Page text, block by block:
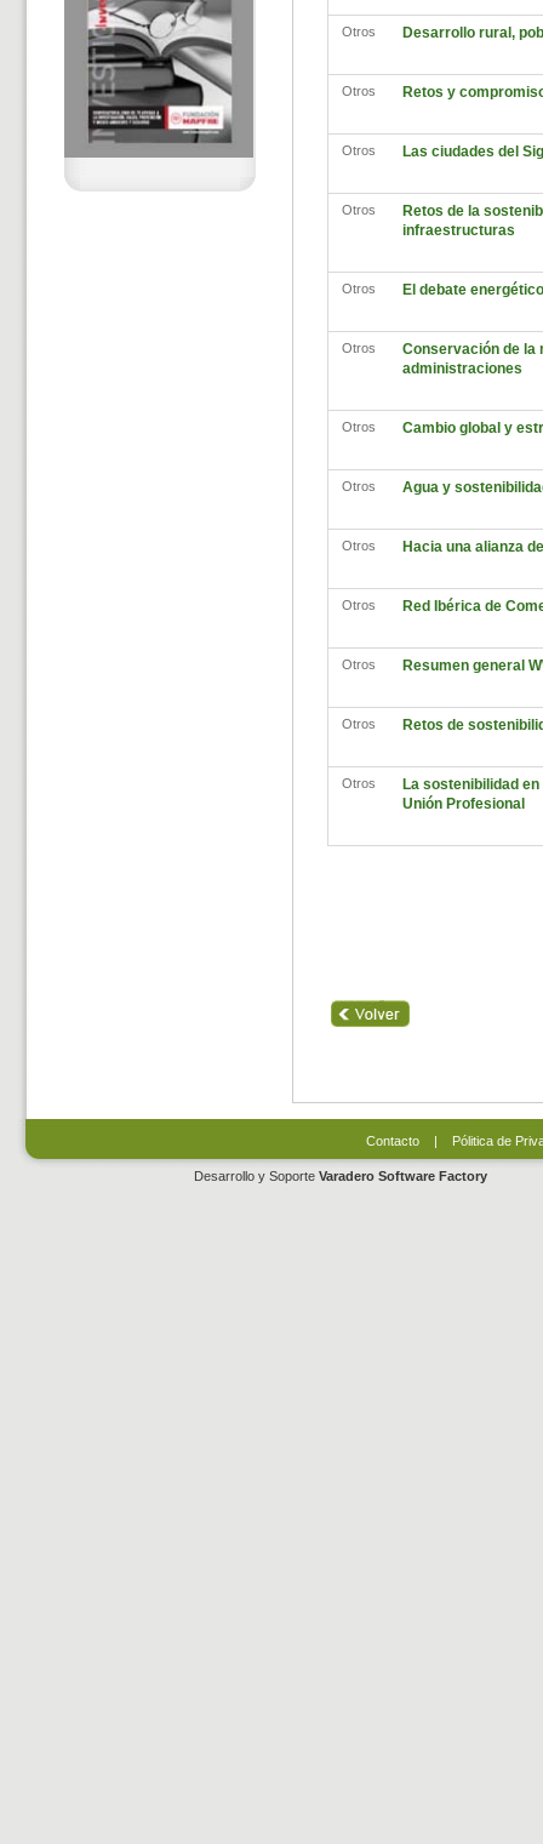
Otros Desarrollo rural,
Otros Retos y
Otros Las ciudades del
Otros
Retos de la
infraestructuras
Otros El debate
Otros
Conservación de la
administraciones
Otros Cambio global y
Otros Agua y
Otros Hacia una alianza
Otros Red Ibérica de
Otros Resumen general
Otros Retos de
Otros
La sostenibilidad
Unión Profesional
Contacto| Pólitica de
Desarrollo y Soporte Varadero Software Factory